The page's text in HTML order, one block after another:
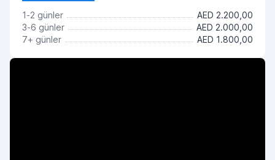
1-2 günler
AED 2.200,00
3-6 günler
AED 2.000,00
7+ günler
AED 1.800,00